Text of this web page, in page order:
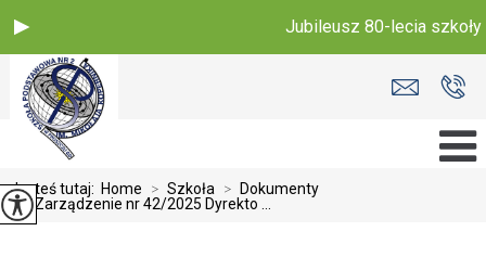
Jubileusz 80-lecia szkoły
Jesteś tutaj: Home > Szkoła >
Dokumenty
>
Zarządzenie nr 42/2025 Dyrekto ...